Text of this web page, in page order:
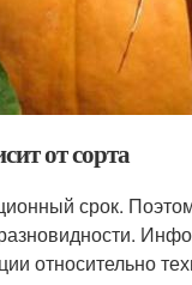
от сорта
срок.
относительно